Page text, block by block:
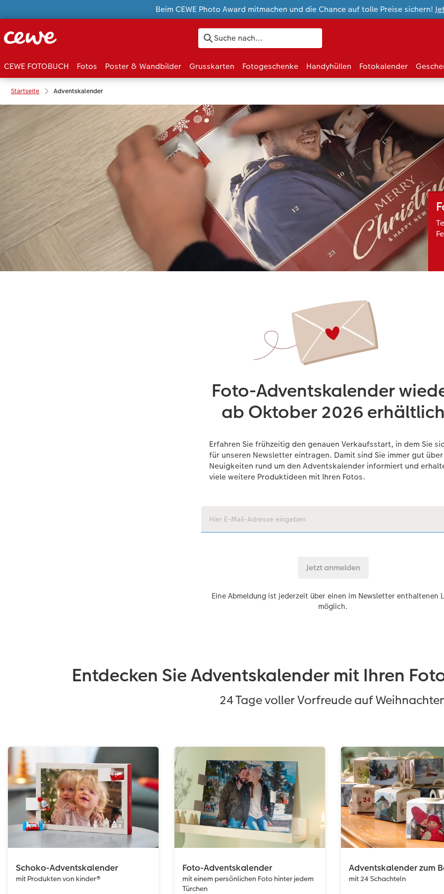
Beim CEWE Photo Award mitmachen und die Chance auf tolle Preise sichern!
CEWE FOTOBUCH Fotos Poster & Wandbilder Grusskarten Fotogeschenke Handyhüllen Fotokalender
Startseite Adventskalender
Foto-Adventskalender
ab Oktober 2026 erhältlich
Erfahren Sie frühzeitig den genauen Verkaufsstart, in dem Sie
für unseren Newsletter eintragen. Damit sind Sie immer gut über
Neuigkeiten rund um den Adventskalender informiert und
viele weitere Produktideen mit Ihren Fotos.
Eine Abmeldung ist jederzeit über einen im Newsletter enthaltenen
möglich.
Entdecken Sie Adventskalender mit Ihren
24 Tage voller Vorfreude auf
Schoko-Adventskalender
mit Produkten von kinder®
Foto-Adventskalender
mit einem persönlichen Foto hinter jedem
Türchen
Adventskalender zum
mit 24 Schachteln